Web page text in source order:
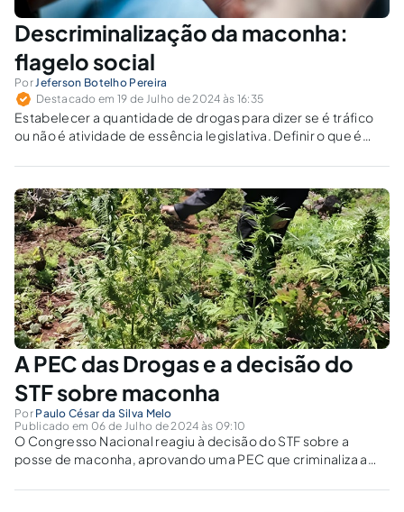
Descriminalização da maconha:
flagelo social
Por Jeferson Botelho Pereira
Destacado em 19 de Julho de 2024 às 16:35
Estabelecer a quantidade de drogas para dizer se é tráfico
ou não é atividade de essência legislativa. Definir o que é
do Legislativo.
A PEC das Drogas e a decisão do
STF sobre maconha
Por Paulo César da Silva Melo
Publicado em 06 de Julho de 2024 às 09:10
O Congresso Nacional reagiu à decisão do STF sobre a
posse de maconha, aprovando uma PEC que criminaliza a